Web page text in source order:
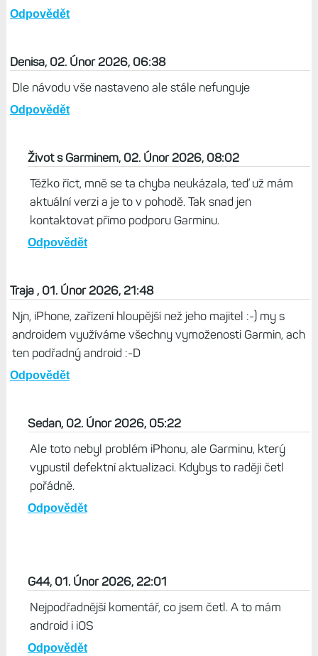
Odpovědět
Denisa, 02. Únor 2026, 06:38
Dle návodu vše nastaveno ale stále nefunguje
Odpovědět
Život s Garminem, 02. Únor 2026, 08:02
Těžko říct, mně se ta chyba neukázala, teď už mám
aktuální verzi a je to v pohodě. Tak snad jen
kontaktovat přímo podporu Garminu.
Odpovědět
Traja , 01. Únor 2026, 21:48
Njn, iPhone, zařízení hloupější než jeho majitel :⁠-⁠) my s
androidem využíváme všechny vymoženosti Garmin, ach
ten podřadný android :⁠-⁠D
Odpovědět
Sedan, 02. Únor 2026, 05:22
Ale toto nebyl problém iPhonu, ale Garminu, který
vypustil defektní aktualizaci. Kdybys to raději četl
pořádně.
Odpovědět